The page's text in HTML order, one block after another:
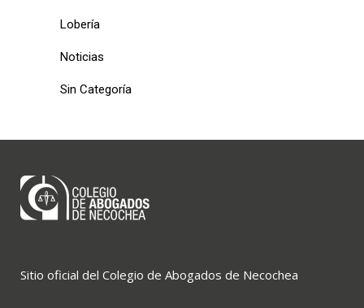
Lobería
Noticias
Sin Categoría
Sitio oficial del Colegio de Abogados de Necochea